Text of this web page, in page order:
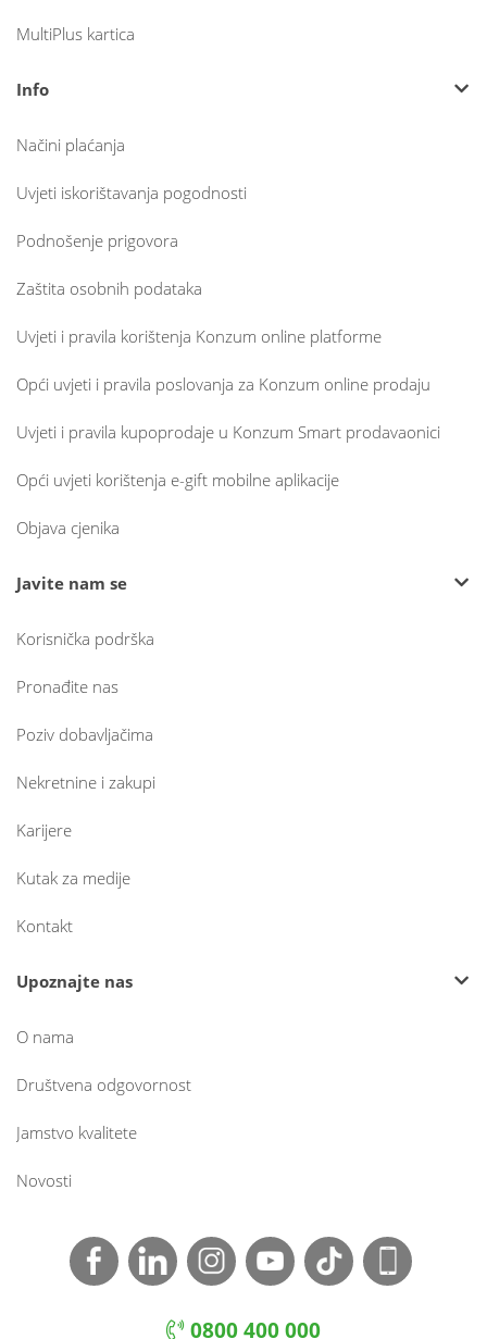
MultiPlus kartica
Info
Načini plaćanja
Uvjeti iskorištavanja pogodnosti
Podnošenje prigovora
Zaštita osobnih podataka
Uvjeti i pravila korištenja Konzum online platforme
Opći uvjeti i pravila poslovanja za Konzum online prodaju
Uvjeti i pravila kupoprodaje u Konzum Smart prodavaonici
Opći uvjeti korištenja e-gift mobilne aplikacije
Objava cjenika
Javite nam se
Korisnička podrška
Pronađite nas
Poziv dobavljačima
Nekretnine i zakupi
Karijere
Kutak za medije
Kontakt
Upoznajte nas
O nama
Društvena odgovornost
Jamstvo kvalitete
Novosti
0800 400 000